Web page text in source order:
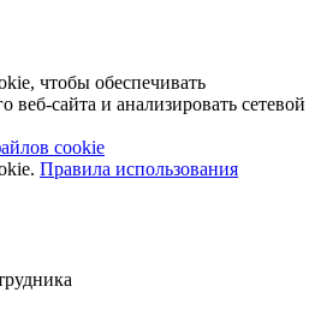
чтобы обеспечивать
веб-сайта и анализировать сетевой
cookie
Правила использования